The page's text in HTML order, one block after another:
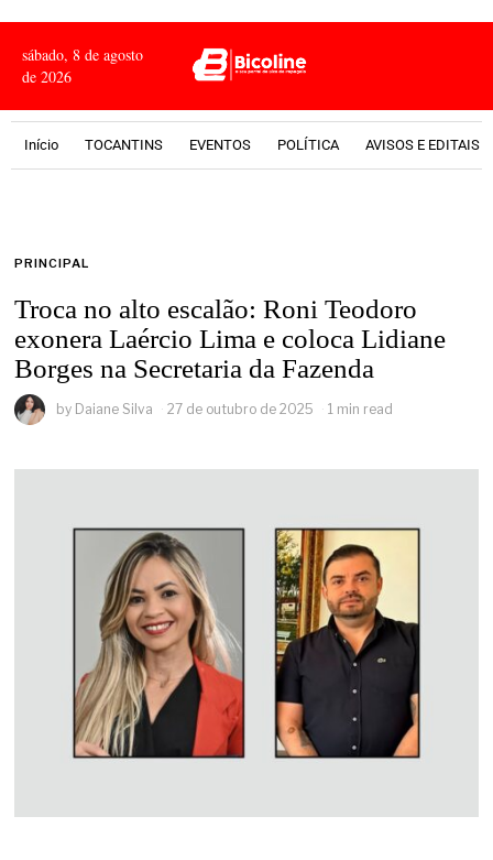
sábado, 8 de agosto
de 2026
Início TOCANTINS EVENTOS POLÍTICA AVISOS E EDITAIS
PRINCIPAL
Troca no alto escalão: Roni Teodoro
exonera Laércio Lima e coloca Lidiane
Borges na Secretaria da Fazenda
by Daiane Silva 27 de outubro de 2025 1 min read